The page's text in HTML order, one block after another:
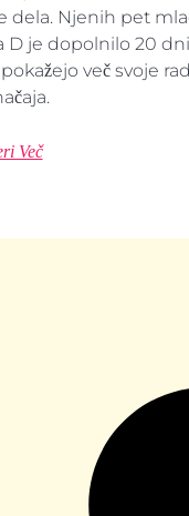
dela. Njenih pet
D je dopolnilo 20
več svoje
Več